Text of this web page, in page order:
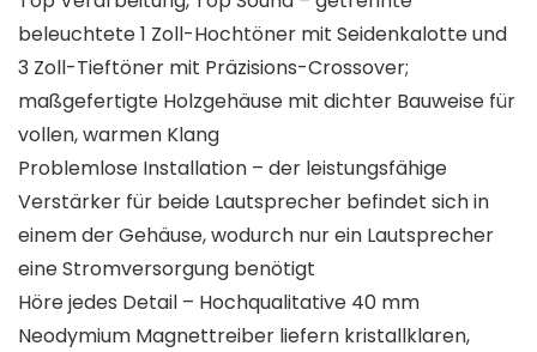
beleuchtete 1 Zoll-Hochtöner mit Seidenkalotte und
3 Zoll-Tieftöner mit Präzisions-Crossover;
maßgefertigte Holzgehäuse mit dichter Bauweise für
vollen, warmen Klang
Problemlose Installation – der leistungsfähige
Verstärker für beide Lautsprecher befindet sich in
einem der Gehäuse, wodurch nur ein Lautsprecher
eine Stromversorgung benötigt
Höre jedes Detail – Hochqualitative 40 mm
Neodymium Magnettreiber liefern kristallklaren,